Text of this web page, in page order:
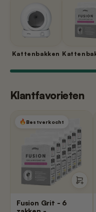
Kattenbakken
Klantfavorieten
Bestverkocht
Fusion Grit - 6